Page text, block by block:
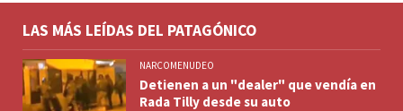
LAS MÁS LEÍDAS DEL PATAGÓNICO
NARCOMENUDEO
Detienen a un "dealer" que vendía en
Rada Tilly desde su auto